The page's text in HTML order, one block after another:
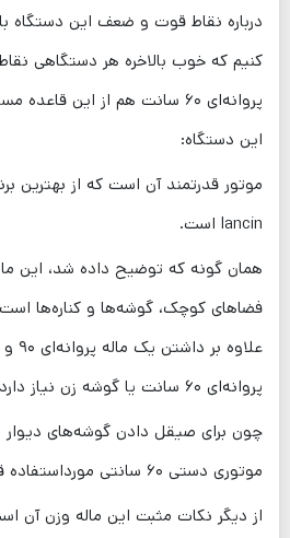
درباره نقاط قوت و ضعف این دستگاه
کنیم که خوب بالاخره هر دستگاهی
پروانه‌ای ۶۰ سانت هم از این
این دستگاه:
موتور قدرتمند آن است که از بهترین
lancin است.
همان گونه که توضیح داده شد، این
فضاهای کوچک، گوشه‌ها و کناره‌ها
پروانه‌ای ۶۰ سانت یا گوشه زن نیاز دارد
چون برای صیقل دادن گوشه‌های دیوار
موتوری دستی ۶۰ سانتی مورداستفاده قرار می‌گیرد.
از دیگر نکات مثبت این ماله وزن آن